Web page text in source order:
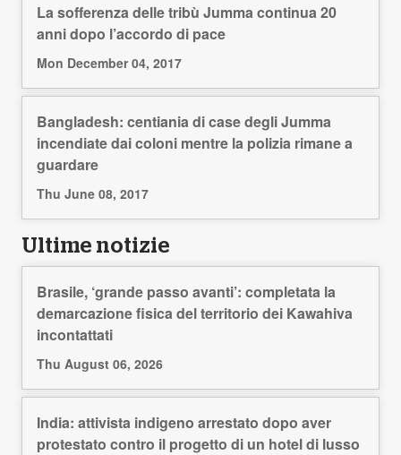
La sofferenza delle tribù Jumma continua 20
anni dopo l’accordo di pace
Mon December 04, 2017
Bangladesh: centiania di case degli Jumma
incendiate dai coloni mentre la polizia rimane a
guardare
Thu June 08, 2017
Ultime notizie
Brasile, ‘grande passo avanti’: completata la
demarcazione fisica del territorio dei Kawahiva
incontattati
Thu August 06, 2026
India: attivista indigeno arrestato dopo aver
protestato contro il progetto di un hotel di lusso